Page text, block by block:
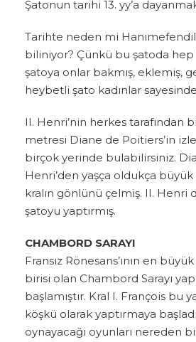
Şatonun tarihi 13. yy’a
Tarihte neden mi
biliniyor? Çünkü bu şatoda hep
şatoya onlar bakmış, eklemiş,
heybetli şato kadınlar
II. Henri’nin herkes tarafından
metresi Diane de Poitiers’in
birçok yerinde bulabilirsiniz.
Henri’den yaşça oldukça
kralın gönlünü çelmiş. II. Henri
şatoyu yaptırmış.
CHAMBORD SARAYI
Fransız Rönesans’ının en
birisi olan Chambord Sarayı
başlamıştır. Kral I. François bu
köşkü olarak yaptırmaya
oynayacağı oyunları nereden